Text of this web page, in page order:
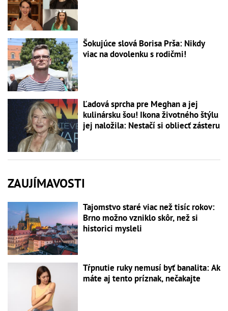
Šokujúce slová Borisa Prša: Nikdy
viac na dovolenku s rodičmi!
Ľadová sprcha pre Meghan a jej
kulinársku šou! Ikona životného štýlu
jej naložila: Nestačí si obliecť zásteru
ZAUJÍMAVOSTI
Tajomstvo staré viac než tisíc rokov:
Brno možno vzniklo skôr, než si
historici mysleli
Tŕpnutie ruky nemusí byť banalita: Ak
máte aj tento príznak, nečakajte